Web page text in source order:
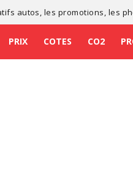
autos , les promotions , les
PRIX COTES CO2